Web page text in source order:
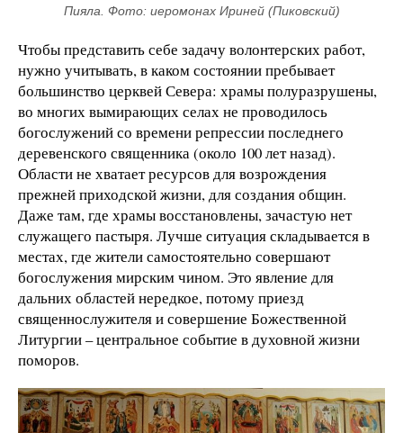
Пияла. Фото: иеромонах Ириней (Пиковский)
Чтобы представить себе задачу волонтерских работ,
нужно учитывать, в каком состоянии пребывает
большинство церквей Севера: храмы полуразрушены,
во многих вымирающих селах не проводилось
богослужений со времени репрессии последнего
деревенского священника (около 100 лет назад).
Области не хватает ресурсов для возрождения
прежней приходской жизни, для создания общин.
Даже там, где храмы восстановлены, зачастую нет
служащего пастыря. Лучше ситуация складывается в
местах, где жители самостоятельно совершают
богослужения мирским чином. Это явление для
дальних областей нередкое, потому приезд
священнослужителя и совершение Божественной
Литургии – центральное событие в духовной жизни
поморов.